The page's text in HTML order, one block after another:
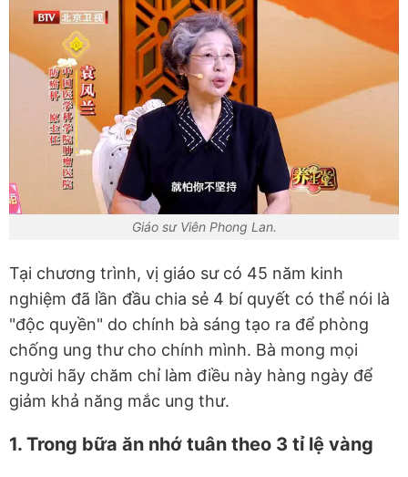
Giáo sư Viên Phong Lan.
Tại chương trình, vị giáo sư có 45 năm kinh
nghiệm đã lần đầu chia sẻ 4 bí quyết có thể nói là
"độc quyền" do chính bà sáng tạo ra để phòng
chống ung thư cho chính mình. Bà mong mọi
người hãy chăm chỉ làm điều này hàng ngày để
giảm khả năng mắc ung thư.
1. Trong bữa ăn nhớ tuân theo 3 tỉ lệ vàng